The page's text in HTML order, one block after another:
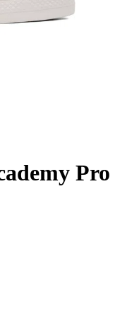
Pro